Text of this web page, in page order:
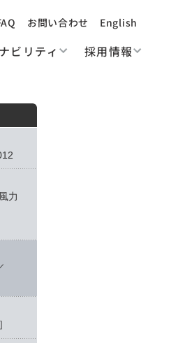
お問い合わせ English
ビリティ 採用情報
力